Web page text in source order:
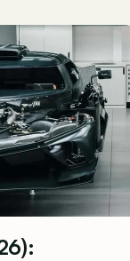
berline: de